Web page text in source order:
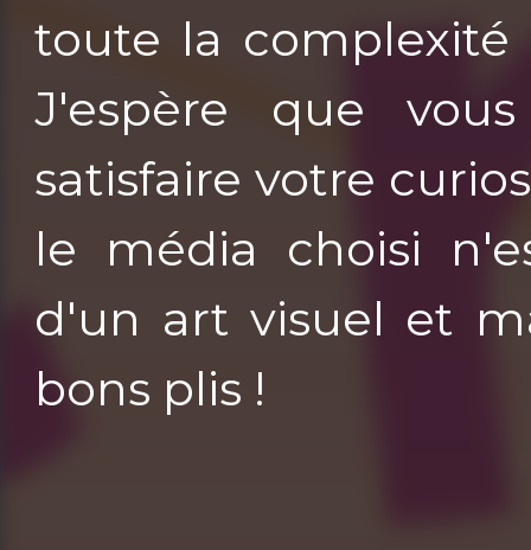
toute la complexité
J'espère que
satisfaire votre
le média choisi
d'un art visuel et
bons plis !